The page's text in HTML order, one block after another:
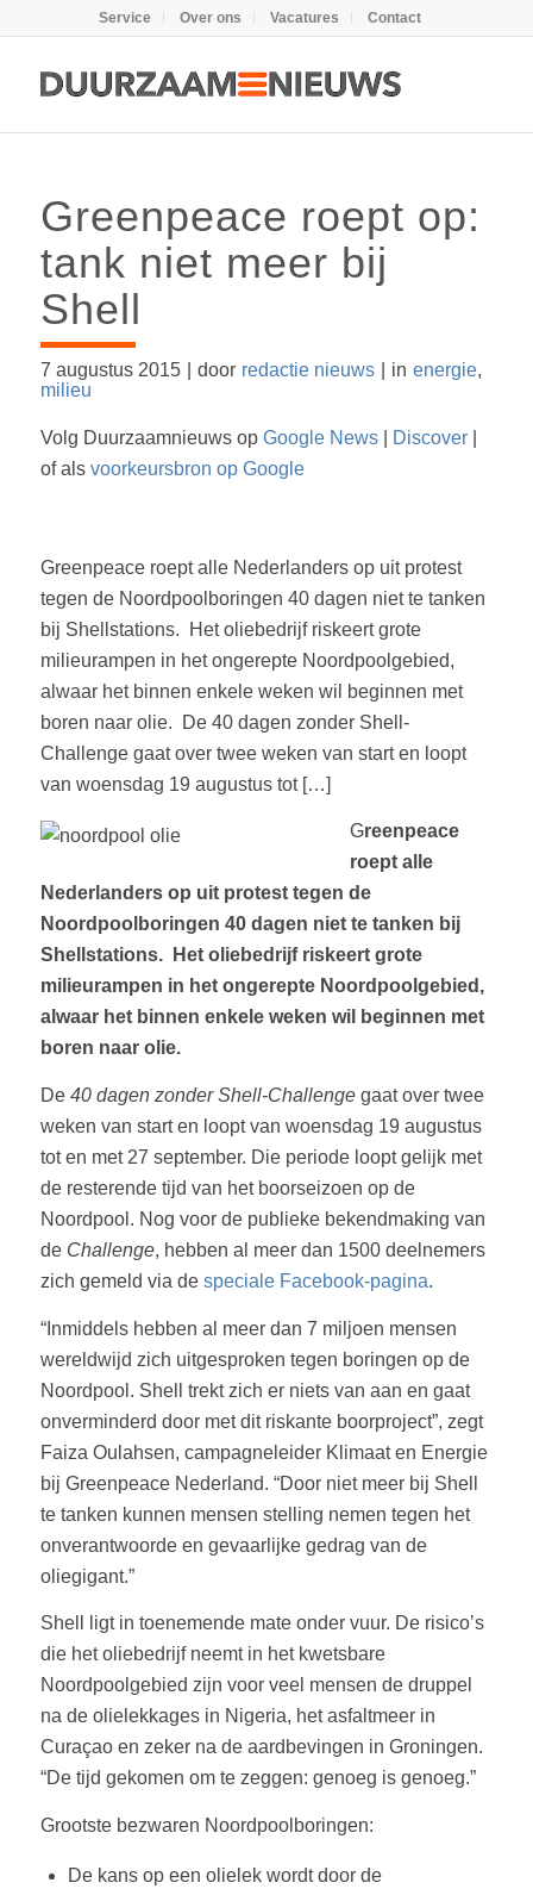
Service Over ons Vacatures Contact
Greenpeace roept op:
tank niet meer bij
Shell
7 augustus 2015 door redactie nieuws in energie,
milieu
Volg Duurzaamnieuws op Google News| Discover|
of als voorkeursbron op Google
Greenpeace roept alle Nederlanders op uit protest
tegen de Noordpoolboringen 40 dagen niet te tanken
bij Shellstations. Het oliebedrijf riskeert grote
milieurampen in het ongerepte Noordpoolgebied,
alwaar het binnen enkele weken wil beginnen met
boren naar olie. De 40 dagen zonder Shell-
Challenge gaat over twee weken van start en loopt
van woensdag 19 augustus tot […]
Greenpeace
roept alle
Nederlanders op uit protest tegen de
Noordpoolboringen 40 dagen niet te tanken bij
Shellstations. Het oliebedrijf riskeert grote
milieurampen in het ongerepte Noordpoolgebied,
alwaar het binnen enkele weken wil beginnen met
boren naar olie.
De 40 dagen zonder Shell-Challengegaat over twee
weken van start en loopt van woensdag 19 augustus
tot en met 27 september. Die periode loopt gelijk met
de resterende tijd van het boorseizoen op de
Noordpool. Nog voor de publieke bekendmaking van
de Challenge, hebben al meer dan 1500 deelnemers
zich gemeld via de speciale Facebook-pagina.
“Inmiddels hebben al meer dan 7 miljoen mensen
wereldwijd zich uitgesproken tegen boringen op de
Noordpool. Shell trekt zich er niets van aan en gaat
onverminderd door met dit riskante boorproject”, zegt
Faiza Oulahsen, campagneleider Klimaat en Energie
bij Greenpeace Nederland. “Door niet meer bij Shell
te tanken kunnen mensen stelling nemen tegen het
onverantwoorde en gevaarlijke gedrag van de
oliegigant.”
Shell ligt in toenemende mate onder vuur. De risico’s
die het oliebedrijf neemt in het kwetsbare
Noordpoolgebied zijn voor veel mensen de druppel
na de olielekkages in Nigeria, het asfaltmeer in
Curaçao en zeker na de aardbevingen in Groningen.
“De tijd gekomen om te zeggen: genoeg is genoeg.”
Grootste bezwaren Noordpoolboringen:
De kans op een olielek wordt door de